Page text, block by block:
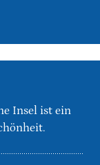
Insel ist ein